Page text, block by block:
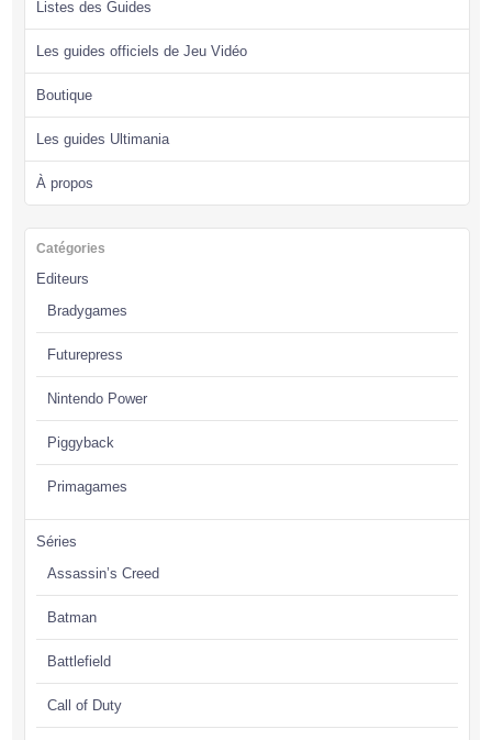
Listes des Guides
Les guides officiels de Jeu Vidéo
Boutique
Les guides Ultimania
À propos
Catégories
Editeurs
Bradygames
Futurepress
Nintendo Power
Piggyback
Primagames
Séries
Assassin’s Creed
Batman
Battlefield
Call of Duty